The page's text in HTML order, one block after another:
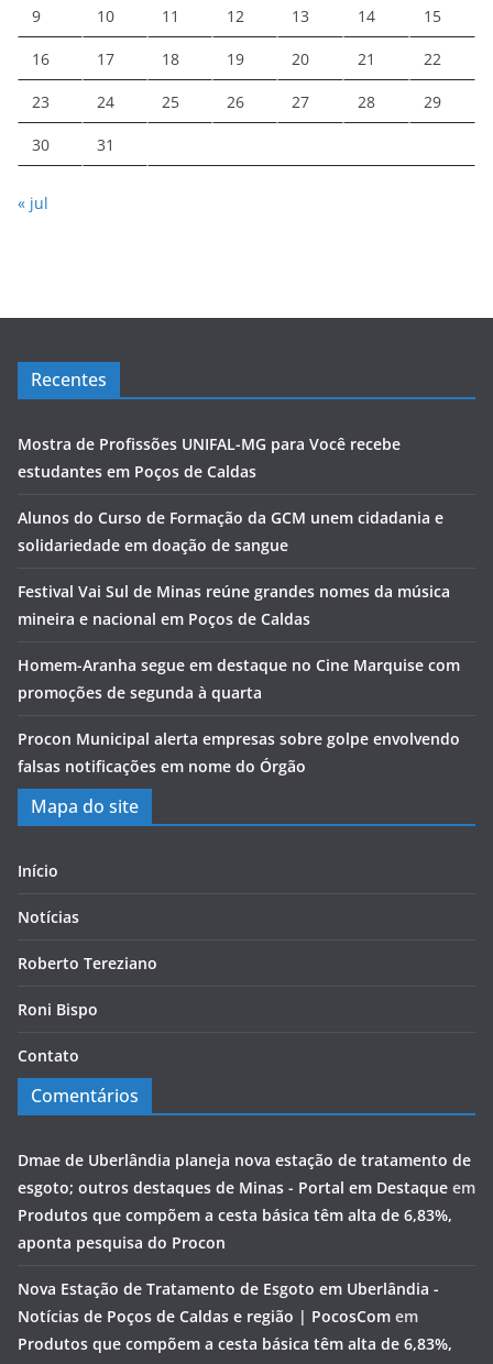
9 10 11 12 13 14 15
16 17 18 19 20 21 22
23 24 25 26 27 28 29
30 31
« jul
Recentes
Mostra de Profissões UNIFAL-MG para Você recebe
estudantes em Poços de Caldas
Alunos do Curso de Formação da GCM unem cidadania e
solidariedade em doação de sangue
Festival Vai Sul de Minas reúne grandes nomes da música
mineira e nacional em Poços de Caldas
Homem-Aranha segue em destaque no Cine Marquise com
promoções de segunda à quarta
Procon Municipal alerta empresas sobre golpe envolvendo
falsas notificações em nome do Órgão
Mapa do site
Início
Notícias
Roberto Tereziano
Roni Bispo
Contato
Comentários
Dmae de Uberlândia planeja nova estação de tratamento de
esgoto; outros destaques de Minas - Portal em Destaque em
Produtos que compõem a cesta básica têm alta de 6,83%,
aponta pesquisa do Procon
Nova Estação de Tratamento de Esgoto em Uberlândia -
Notícias de Poços de Caldas e região | PocosCom em
Produtos que compõem a cesta básica têm alta de 6,83%,